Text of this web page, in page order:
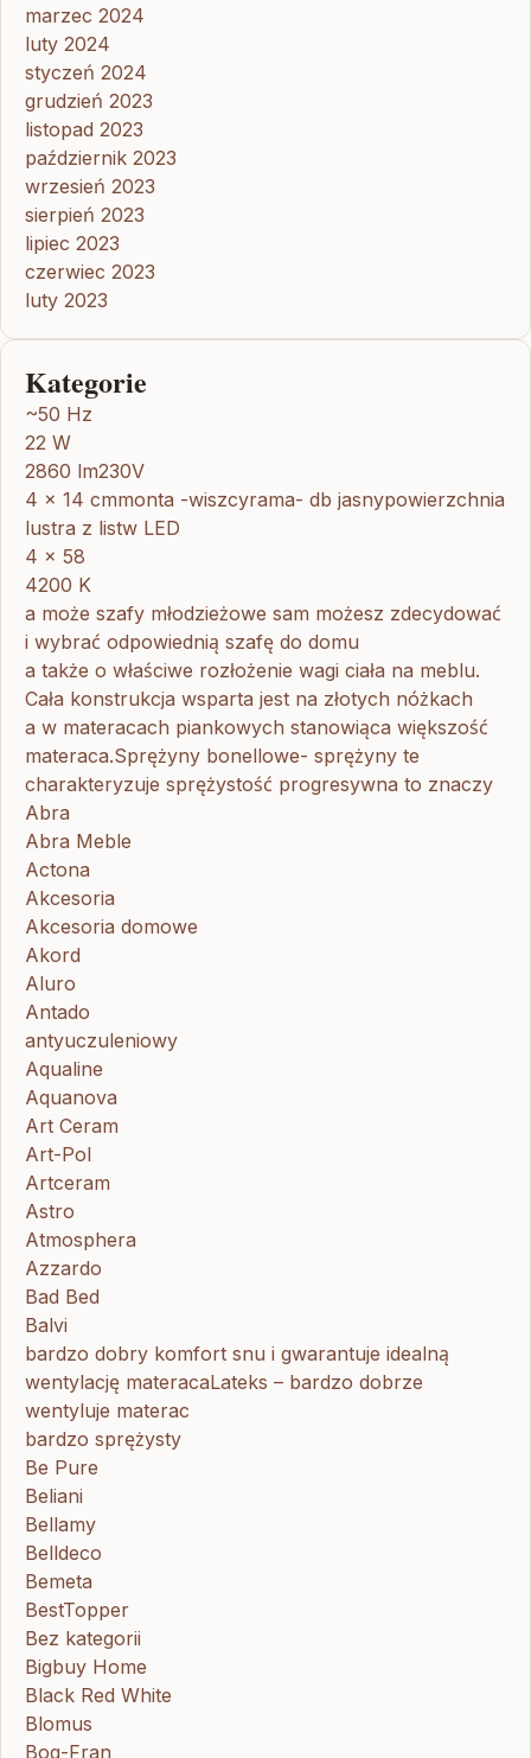
marzec 2024
luty 2024
styczeń 2024
grudzień 2023
listopad 2023
październik 2023
wrzesień 2023
sierpień 2023
lipiec 2023
czerwiec 2023
luty 2023
Kategorie
~50 Hz
22 W
2860 lm230V
4 x 14 cmmonta -wiszcyrama- db jasnypowierzchnia
lustra z listw LED
4 x 58
4200 K
a może szafy młodzieżowe sam możesz zdecydować
i wybrać odpowiednią szafę do domu
a także o właściwe rozłożenie wagi ciała na meblu.
Cała konstrukcja wsparta jest na złotych nóżkach
a w materacach piankowych stanowiąca większość
materaca.Sprężyny bonellowe- sprężyny te
charakteryzuje sprężystość progresywna to znaczy
Abra
Abra Meble
Actona
Akcesoria
Akcesoria domowe
Akord
Aluro
Antado
antyuczuleniowy
Aqualine
Aquanova
Art Ceram
Art-Pol
Artceram
Astro
Atmosphera
Azzardo
Bad Bed
Balvi
bardzo dobry komfort snu i gwarantuje idealną
wentylację materacaLateks – bardzo dobrze
wentyluje materac
bardzo sprężysty
Be Pure
Beliani
Bellamy
Belldeco
Bemeta
BestTopper
Bez kategorii
Bigbuy Home
Black Red White
Blomus
Bog-Fran